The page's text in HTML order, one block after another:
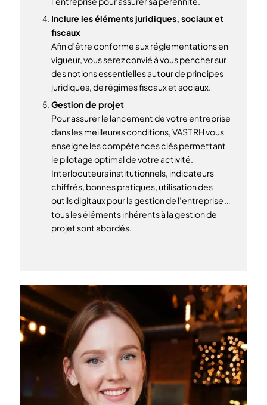
Inclure les éléments juridiques, sociaux et
fiscaux
Afin d’être conforme aux réglementations en
vigueur, vous serez convié à vous pencher sur
des notions essentielles autour de principes
juridiques, de régimes fiscaux et sociaux.
Gestion de projet
Pour assurer le lancement de votre entreprise
dans les meilleures conditions, VAST RH vous
enseigne les compétences clés permettant
le pilotage optimal de votre activité.
Interlocuteurs institutionnels, indicateurs
chiffrés, bonnes pratiques, utilisation des
outils digitaux pour la gestion de l’entreprise …
tous les éléments inhérents à la gestion de
projet sont abordés.